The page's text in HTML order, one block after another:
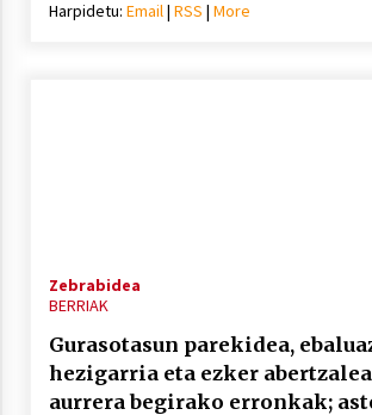
Harpidetu: Email| RSS | More
Zebrabidea
BERRIAK
Gurasotasun parekidea,
hezigarria eta ezker
aurrera begirako erronkak;